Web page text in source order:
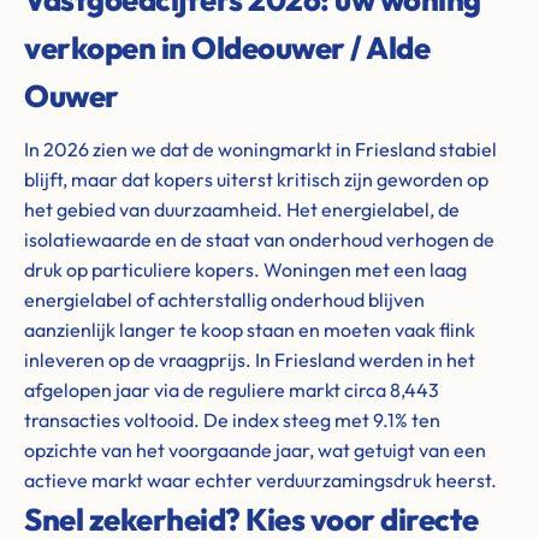
verkopen in Oldeouwer / Alde
Ouwer
In 2026 zien we dat de woningmarkt in Friesland stabiel
blijft, maar dat kopers uiterst kritisch zijn geworden op
het gebied van duurzaamheid. Het energielabel, de
isolatiewaarde en de staat van onderhoud verhogen de
druk op particuliere kopers. Woningen met een laag
energielabel of achterstallig onderhoud blijven
aanzienlijk langer te koop staan en moeten vaak flink
inleveren op de vraagprijs. In Friesland werden in het
afgelopen jaar via de reguliere markt circa 8,443
transacties voltooid. De index steeg met 9.1% ten
opzichte van het voorgaande jaar, wat getuigt van een
actieve markt waar echter verduurzamingsdruk heerst.
Snel zekerheid? Kies voor directe